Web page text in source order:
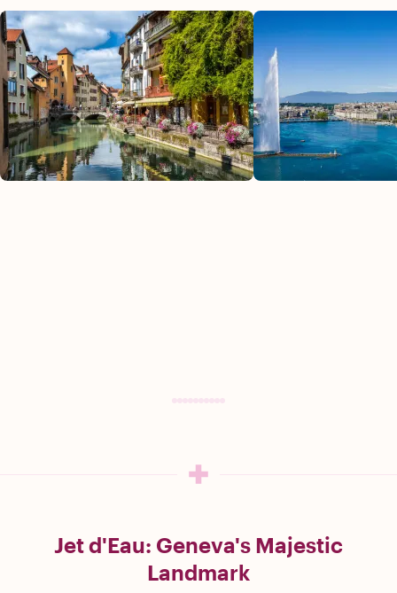
Jet d'Eau: Geneva's Majestic
Landmark